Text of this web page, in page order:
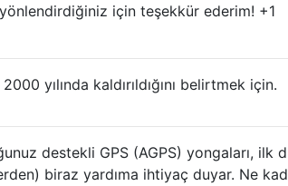
için teşekkür ederim! +1
yılında kaldırıldığını belirtmek için.
destekli GPS (AGPS) yongaları, ilk
biraz yardıma ihtiyaç duyar. Ne